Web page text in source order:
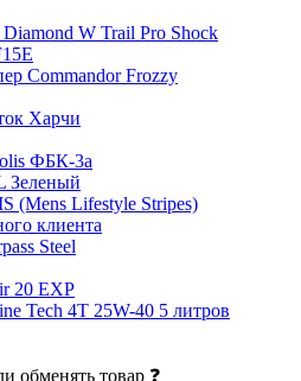
W Trail Pro Shock
Commandor Frozzy
Харчи
ФБК-3а
Зеленый
(Mens Lifestyle Stripes)
клиента
Steel
20 EXP
Tech 4T 25W-40 5 литров
обменять товар ❓